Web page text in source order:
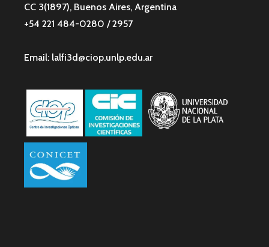
CC 3(1897), Buenos Aires, Argentina
+54 221 484-0280 / 2957
Email: lalfi3d@ciop.unlp.edu.ar